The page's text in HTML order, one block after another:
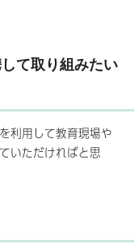
て取り組みたい
利用して教育現場や
いただければと思